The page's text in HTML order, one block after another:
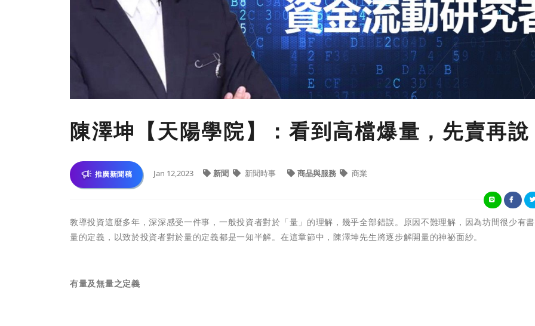
陳澤坤【天陽學院】：看到高檔爆量，先賣再說
推廣新聞稿 Jan 12,2023 新聞 新聞時事 商品與服務 商業
教導投資這麼多年，深深感受一件事，一般投資者對於「量」的理解，幾乎全部錯誤。原因不難理解，因為坊間很少有
量的定義，以致於投資者對於量的定義都是一知半解。在這章節中，陳澤坤先生將逐步解開量的神祕面紗。
有量及無量之定義